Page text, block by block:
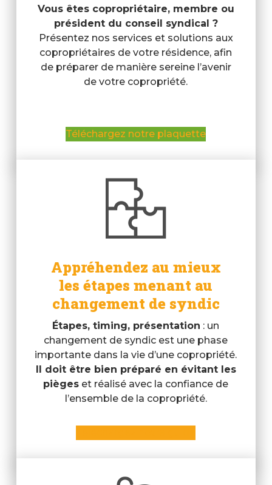
Vous êtes copropriétaire, membre ou
président du conseil syndical ?
Présentez nos services et solutions aux
copropriétaires de votre résidence, afin
de préparer de manière sereine l’avenir
de votre copropriété.
Téléchargez notre plaquette
Appréhendez au mieux
les étapes menant au
changement de syndic
Étapes, timing, présentation : un
changement de syndic est une phase
importante dans la vie d’une copropriété.
Il doit être bien préparé en évitant les
pièges et réalisé avec la confiance de
l’ensemble de la copropriété.